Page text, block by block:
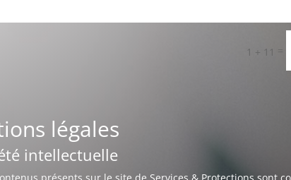
1 + 11 =
légales
intellectuelle